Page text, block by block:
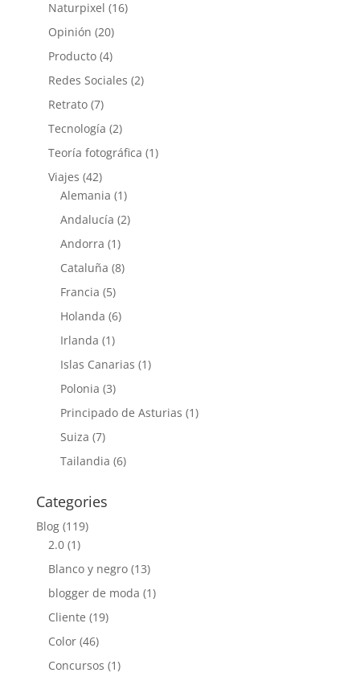
Naturpixel (16)
Opinión (20)
Producto(4)
Redes Sociales (2)
Retrato(7)
Tecnología (2)
Teoría fotográfica (1)
Viajes (42)
Alemania (1)
Andalucía (2)
Andorra (1)
Cataluña (8)
Francia (5)
Holanda (6)
Irlanda (1)
Islas Canarias (1)
Polonia (3)
Principado de Asturias (1)
Suiza (7)
Tailandia (6)
Categories
Blog(119)
2.0(1)
Blanco y negro(13)
blogger de moda (1)
Cliente (19)
Color(46)
Concursos (1)